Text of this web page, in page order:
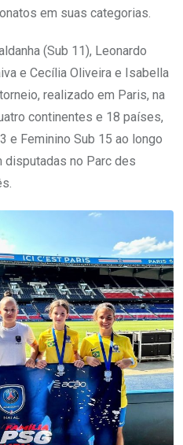
em suas categorias.
(Sub 11), Leonardo
e Cecília Oliveira e Isabella
realizado em Paris, na
continentes e 18 países,
e Feminino Sub 15 ao longo
no Parc des